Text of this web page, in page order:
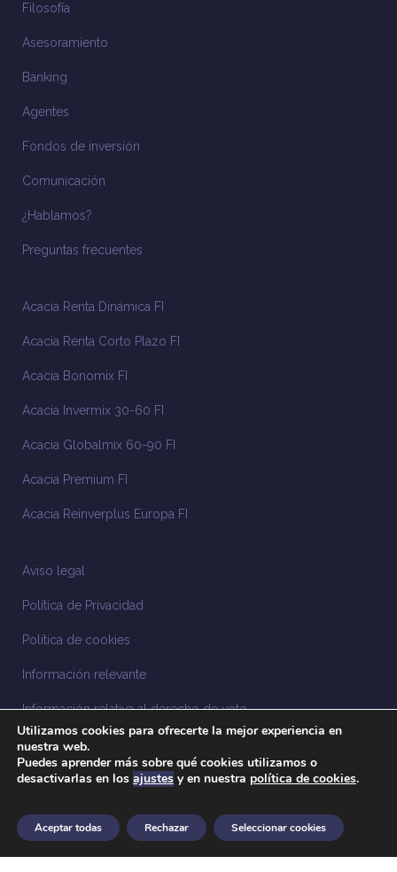
Filosofía
Asesoramiento
Banking
Agentes
Fondos de inversión
Comunicación
¿Hablamos?
Preguntas frecuentes
Acacia Renta Dinámica FI
Acacia Renta Corto Plazo FI
Acacia Bonomix FI
Acacia Invermix 30-60 FI
Acacia Globalmix 60-90 FI
Acacia Premium FI
Acacia Reinverplus Europa FI
Aviso legal
Política de Privacidad
Política de cookies
Información relevante
Información relativa al derecho de voto
Información relacionada con la sostenibilidad
Sistema Interno de Información
Anuncios legales
Utilizamos cookies para ofrecerte la mejor experiencia en
nuestra web.
Puedes aprender más sobre qué cookies utilizamos o
desactivarlas en los ajustes y en nuestra política de cookies.
Aceptar todas Rechazar Seleccionar cookies